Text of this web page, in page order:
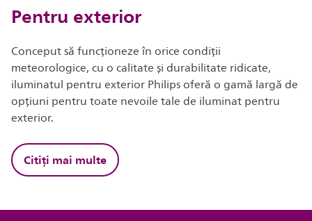
Pentru exterior
Conceput să funcționeze în orice condiții
meteorologice, cu o calitate și durabilitate ridicate,
iluminatul pentru exterior Philips oferă o gamă largă de
opțiuni pentru toate nevoile tale de iluminat pentru
exterior.
Citiți mai multe